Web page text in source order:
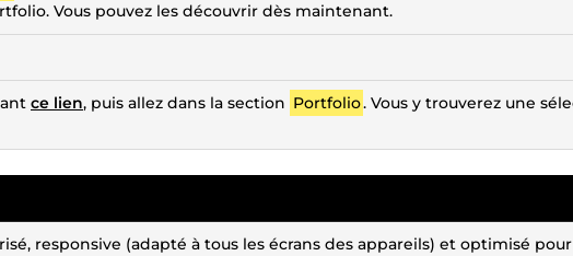
Vous pouvez les découvrir dès maintenant.
ce lien, puis allez dans la section Portfolio. Vous y trouverez une
responsive (adapté à tous les écrans des appareils) et optimisé